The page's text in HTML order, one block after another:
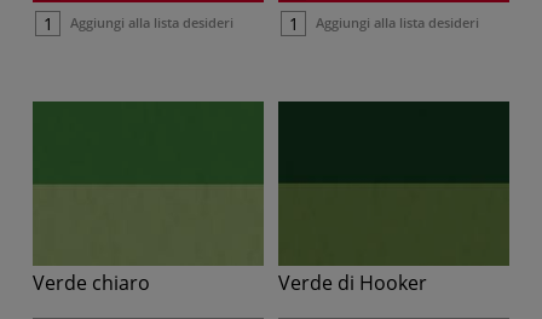
Aggiungi alla lista desideri Aggiungi alla lista desideri
Verde chiaro Verde di Hooker